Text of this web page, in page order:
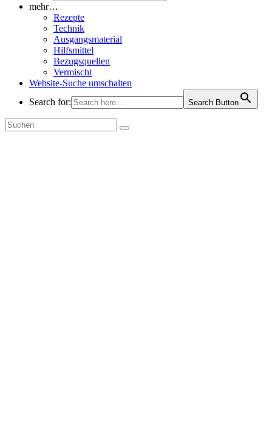
mehr…
Rezepte
Technik
Ausgangsmaterial
Hilfsmittel
Bezugsquellen
Vermischt
Website-Suche umschalten
Search for:
Search Button